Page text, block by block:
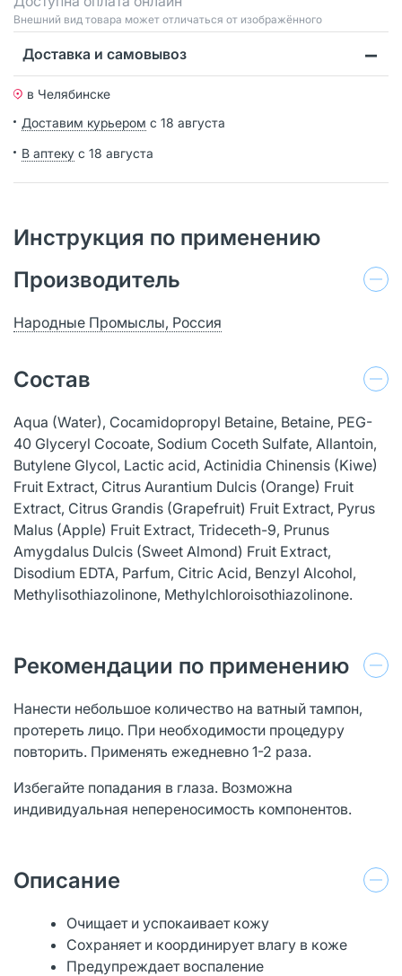
Bнешний вид товара может отличаться от изображённого
Доставка и самовывоз
в Челябинске
Доставим курьером с 18 августа
В аптеку с 18 августа
Инструкция по применению
Производитель
Народные Промыслы, Россия
Состав
Aqua (Water), Cocamidopropyl Betaine, Betaine, PEG-
40 Glyceryl Cocoate, Sodium Coceth Sulfate, Allantoin,
Butylene Glycol, Lactic acid, Actinidia Chinensis (Kiwe)
Fruit Extract, Citrus Aurantium Dulcis (Orange) Fruit
Extract, Citrus Grandis (Grapefruit) Fruit Extract, Pyrus
Malus (Apple) Fruit Extract, Trideceth-9, Prunus
Amygdalus Dulcis (Sweet Almond) Fruit Extract,
Disodium EDTA, Parfum, Citric Acid, Benzyl Alcohol,
Methylisothiazolinone, Methylchloroisothiazolinone.
Рекомендации по применению
Нанести небольшое количество на ватный тампон,
протереть лицо. При необходимости процедуру
повторить. Применять ежедневно 1-2 раза.
Избегайте попадания в глаза. Возможна
индивидуальная непереносимость компонентов.
Описание
Очищает и успокаивает кожу
Сохраняет и координирует влагу в коже
Предупреждает воспаление